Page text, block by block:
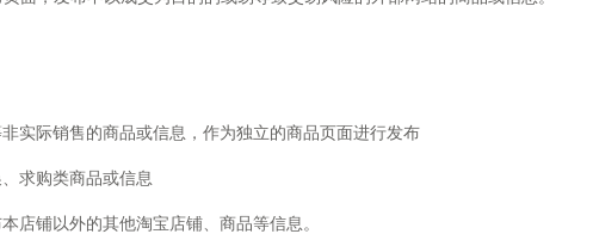
际销售的商品或信息，作为独立的商品页面进行发布
求购类商品或信息
铺以外的其他淘宝店铺、商品等信息。